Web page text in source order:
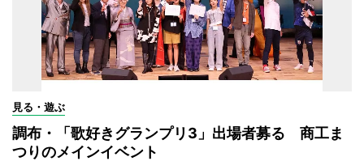
見る・遊ぶ
調布・「歌好きグランプリ3」出場者募る 商工ま
つりのメインイベント